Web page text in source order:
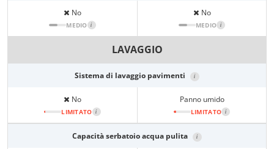
No
MEDIO i
No
MEDIO i
LAVAGGIO
Sistema di lavaggio pavimenti i
No
LIMITATO i
Panno umido
LIMITATO i
Capacità serbatoio acqua pulita i